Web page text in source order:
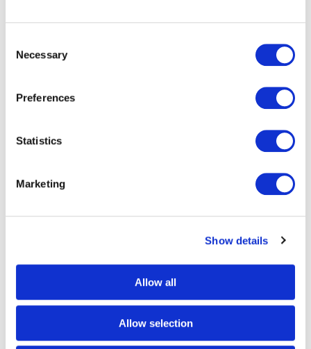
Selection
Necessary
Preferences
Statistics
Marketing
Show details
Allow all
Allow selection
Tijds- en kostenbesparing
ledenbestand zijn de
snel en correct afgehandeld, wat
essentieel is voorde optimale klantbeleving die DPG
voor haar klanten. Door onze jarenlange
ervaring,opgebouwde expertise en investeringen in